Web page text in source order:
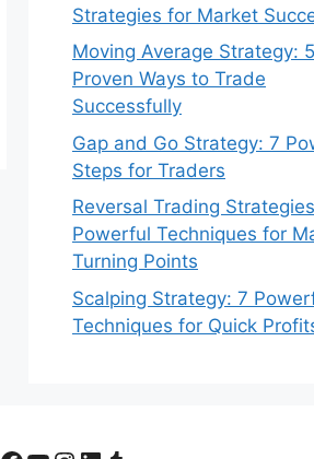
Strategies for Market
Moving Average Strategy: 5
Proven Ways to Trade
Successfully
Gap and Go Strategy: 7
Steps for Traders
Reversal Trading
Powerful Techniques for
Turning Points
Scalping Strategy: 7
Techniques for Quick